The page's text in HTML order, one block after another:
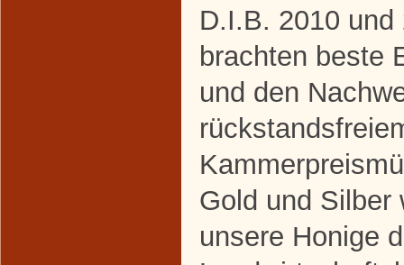
D.I.B. 2010 und
brachten beste
und den
Gold und Silber
unsere Honige